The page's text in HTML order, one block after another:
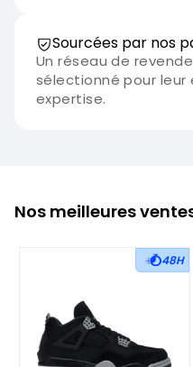
Sourcées par nos
Un réseau de
sélectionné pour leur
expertise.
Nos meilleures
48H